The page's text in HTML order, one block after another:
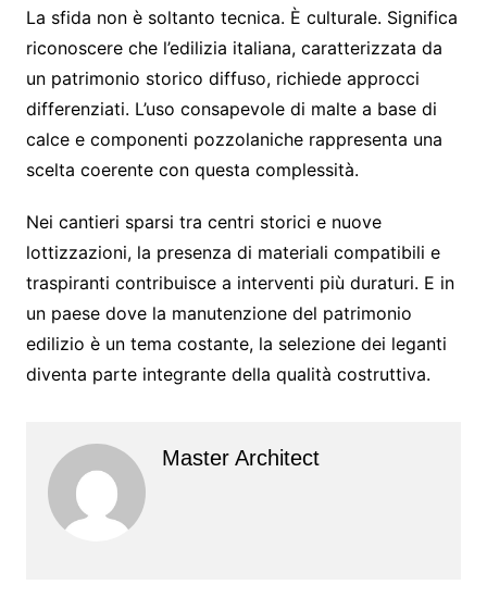
La sfida non è soltanto tecnica. È culturale. Significa
riconoscere che l’edilizia italiana, caratterizzata da
un patrimonio storico diffuso, richiede approcci
differenziati. L’uso consapevole di malte a base di
calce e componenti pozzolaniche rappresenta una
scelta coerente con questa complessità.
Nei cantieri sparsi tra centri storici e nuove
lottizzazioni, la presenza di materiali compatibili e
traspiranti contribuisce a interventi più duraturi. E in
un paese dove la manutenzione del patrimonio
edilizio è un tema costante, la selezione dei leganti
diventa parte integrante della qualità costruttiva.
Master Architect